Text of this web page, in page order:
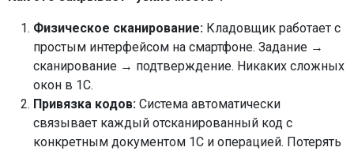
Физическое сканирование: Кладовщик работает с
простым интерфейсом на смартфоне. Задание →
сканирование → подтверждение. Никаких сложных
окон в 1С.
Привязка кодов: Система автоматически
связывает каждый отсканированный код с
конкретным документом 1С и операцией. Потерять